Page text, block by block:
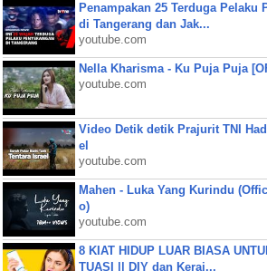
Penampakan 25 Terduga Pelaku
di Tangerang dan Jak...
youtube.com
Nella Kharisma - Ku Puja Puja
youtube.com
Video Detik detik Prajurit TNI
el
youtube.com
Mahen - Luka Yang Kurindu
o)
youtube.com
8 KIAT HIDUP LUAR BIASA
TUASI || DIY dan Keraj...